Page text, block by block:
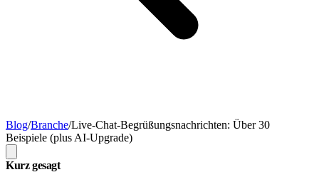
Blog/Branche/Live-Chat-Begrüßungsnachrichten: Über 30
Beispiele (plus AI-Upgrade)
Kurz gesagt